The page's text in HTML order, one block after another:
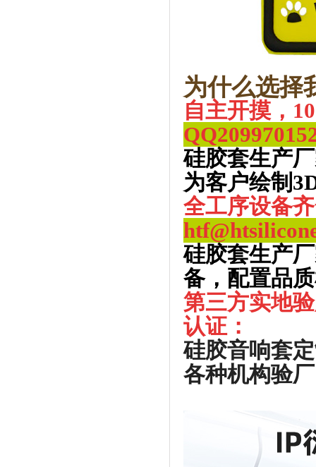
为什么选择
自主开摸，
QQ
硅胶套生产
为客户绘制
全工序设备
硅胶套生产
备，配置品
第三方实地
认证：
硅胶音响套
各种机构验